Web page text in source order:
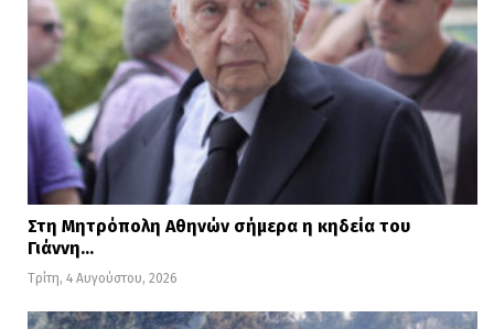
Στη Μητρόπολη Αθηνών σήμερα η κηδεία του
Γιάννη…
Τρίτη, 4 Αυγούστου, 2026